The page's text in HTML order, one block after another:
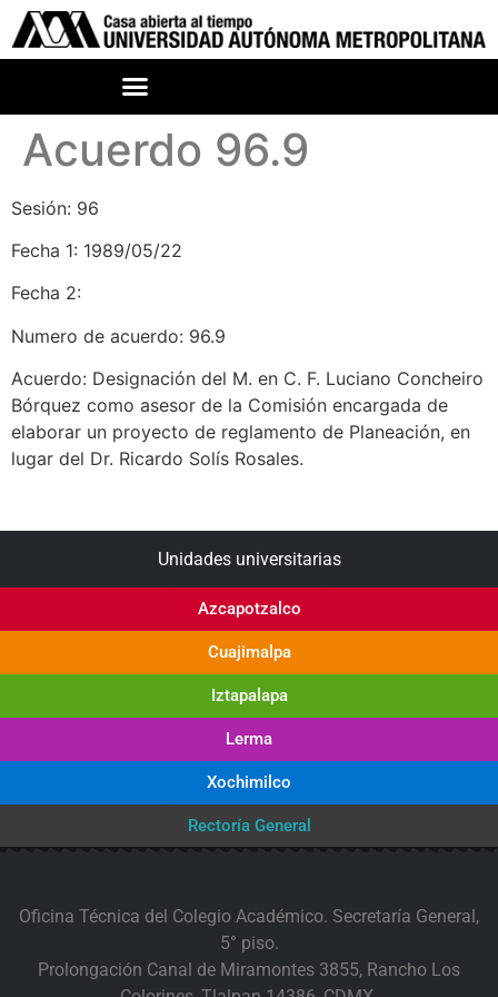
Acuerdo 96.9
Sesión: 96
Fecha 1: 1989/05/22
Fecha 2:
Numero de acuerdo: 96.9
Acuerdo: Designación del M. en C. F. Luciano Concheiro
Bórquez como asesor de la Comisión encargada de
elaborar un proyecto de reglamento de Planeación, en
lugar del Dr. Ricardo Solís Rosales.
Unidades universitarias
Azcapotzalco
Cuajimalpa
Iztapalapa
Lerma
Xochimilco
Rectoría General
Oficina Técnica del Colegio Académico. Secretaría General,
5° piso.
Prolongación Canal de Miramontes 3855, Rancho Los